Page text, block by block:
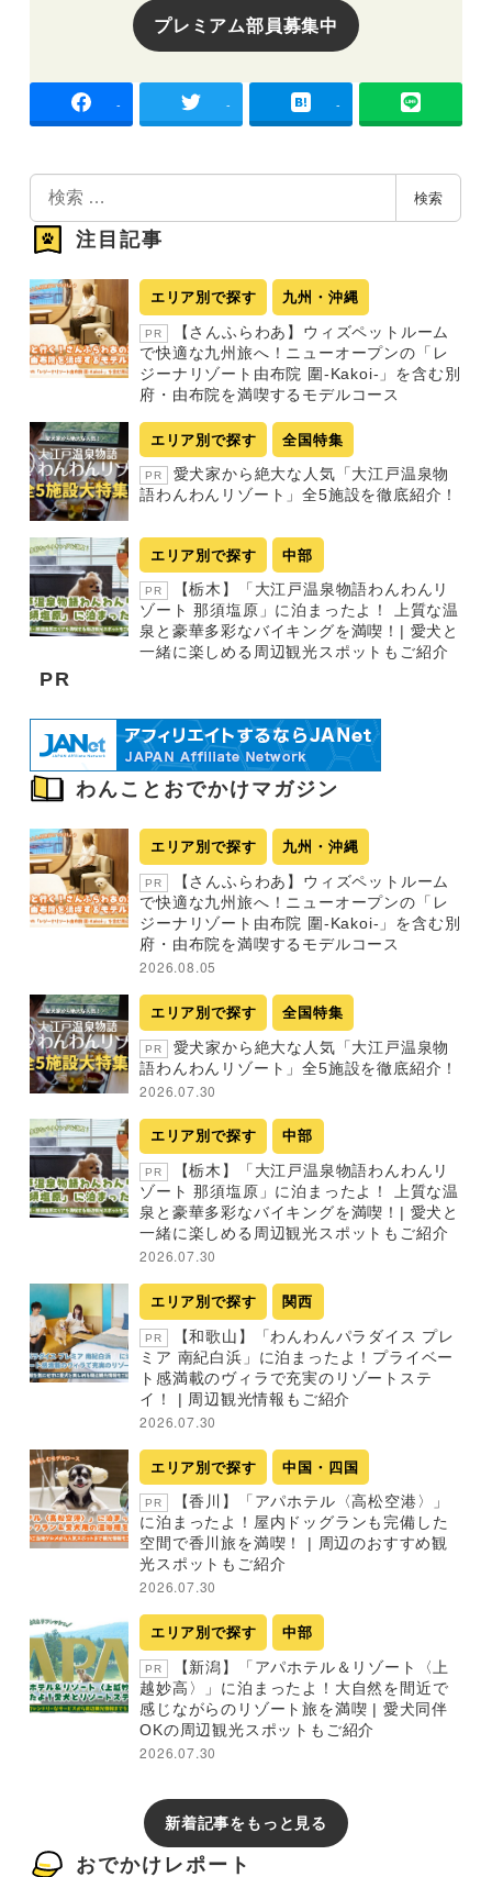
プレミアム部員募集中
- - -
索
検索
注目記事
エリア別で探す 九州・沖縄
PR
【さんふらわあ】ウィズペットルーム
で快適な九州旅へ！ニューオープンの「レ
ジーナリゾート由布院 圍-Kakoi-」を含む別
府・由布院を満喫するモデルコース
エリア別で探す 全国特集
PR
愛犬家から絶大な人気「大江戸温泉物
語わんわんリゾート」全5施設を徹底紹介！
エリア別で探す 中部
PR
【栃木】「大江戸温泉物語わんわんリ
ゾート 那須塩原」に泊まったよ！ 上質な温
泉と豪華多彩なバイキングを満喫！| 愛犬と
一緒に楽しめる周辺観光スポットもご紹介
PR
わんことおでかけマガジン
エリア別で探す 九州・沖縄
PR
【さんふらわあ】ウィズペットルーム
で快適な九州旅へ！ニューオープンの「レ
ジーナリゾート由布院 圍-Kakoi-」を含む別
府・由布院を満喫するモデルコース
2026.08.05
エリア別で探す 全国特集
PR
愛犬家から絶大な人気「大江戸温泉物
語わんわんリゾート」全5施設を徹底紹介！
2026.07.30
エリア別で探す 中部
PR
【栃木】「大江戸温泉物語わんわんリ
ゾート 那須塩原」に泊まったよ！ 上質な温
泉と豪華多彩なバイキングを満喫！| 愛犬と
一緒に楽しめる周辺観光スポットもご紹介
2026.07.30
エリア別で探す 関西
PR
【和歌山】「わんわんパラダイス プレ
ミア 南紀白浜」に泊まったよ！プライベー
ト感満載のヴィラで充実のリゾートステ
イ！ | 周辺観光情報もご紹介
2026.07.30
エリア別で探す 中国・四国
PR
【香川】「アパホテル〈高松空港〉」
に泊まったよ！屋内ドッグランも完備した
空間で香川旅を満喫！ | 周辺のおすすめ観
光スポットもご紹介
2026.07.30
エリア別で探す 中部
PR
【新潟】「アパホテル＆リゾート〈上
越妙高〉」に泊まったよ！大自然を間近で
感じながらのリゾート旅を満喫 | 愛犬同伴
OKの周辺観光スポットもご紹介
2026.07.30
新着記事をもっと見る
おでかけレポート